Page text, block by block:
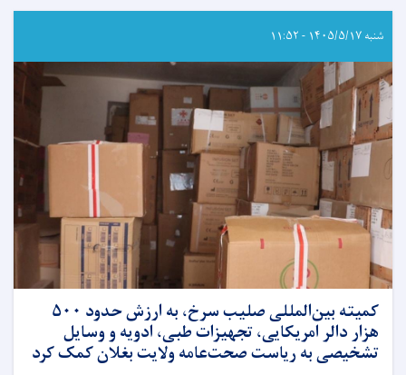
از
رشته
رادیولوژی،
تکنالوژی
طبی،
فزیوتراپی
و
نرسنگ
از
انستیتوت
علوم
صحی
پوهاندغضنفر
وزارت
صحت‌عامه
فارغ
گردیدند
شنبه ۱۴۰۵/۵/۱۷ - ۱۱:۵۲
کمیته بین‌المللی صلیب سرخ، به ارزش حدود ۵۰۰
هزار دالر امریکایی، تجهیزات طبی، ادویه و وسایل
تشخیصی به ریاست صحت‌عامه ولایت بغلان کمک کرد